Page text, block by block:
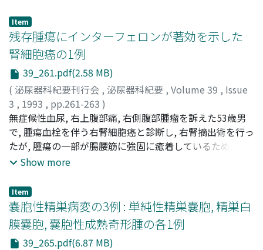
and surgical treatments for bone metastasis two times
after the operation. Cystoscopic examination revealed
bleeding from the left residual ureter but CT scan
showed no abnormal findings. Left ureterectomy and
partial cystectomy was performed and a small finger
tip-sized tumor was found at 13.5 cm above the
ureteral orifice. Pathological examination showed
metastatic renal cell carcinoma, G1 > G2. Histologically
and clinically, this tumor seemed to have metastasized
by a hematological pathway. Seventeen cases of
ureteral metastasis of renal cell carcinoma have been
Item
残存腫瘍にインターフェロンが著効を示した
腎細胞癌の1例
39_261.pdf(2.58 MB)
( 泌尿器科紀要刊行会 , 泌尿器科紀要 , Volume 39 , Issue
3 , 1993 , pp.261-263 )
志村, 英俊;原, 芳紀;井田, 時雄;Shimura, Hidetoshi;
Hara, Yoshinori;Ida, Tokio
無症候性血尿, 右上腹部痛, 右側腹部腫瘤を訴えた53歳男
で, 腫瘍血栓を伴う右腎細胞癌と診断し, 右腎摘出術を行っ
たが, 腫瘍の一部が腸腰筋に強固に癒着しているため, 治癒
手術は不可能であった。遺残腫瘍は第二腰椎に広がり, 患
ェロンの32週間に亙る投与に拘わらず, 対麻痺を来した。
組換インターフェロンα2a 9×106単位を1週間に3回投与
した所, 13週間後腫瘍は86.5%縮小し, 歩行可能となり, 部
分寛解は17ヵ月間続いた
Show more
Item
嚢胞性精巣病変の3例 : 単純性精巣嚢胞, 精巣白
膜嚢胞, 嚢胞性成熟奇形腫の各1例
39_265.pdf(6.87 MB)